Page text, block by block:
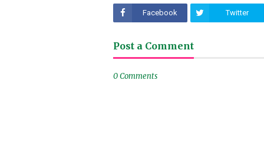
Facebook Twitter
Post a Comment
0 Comments